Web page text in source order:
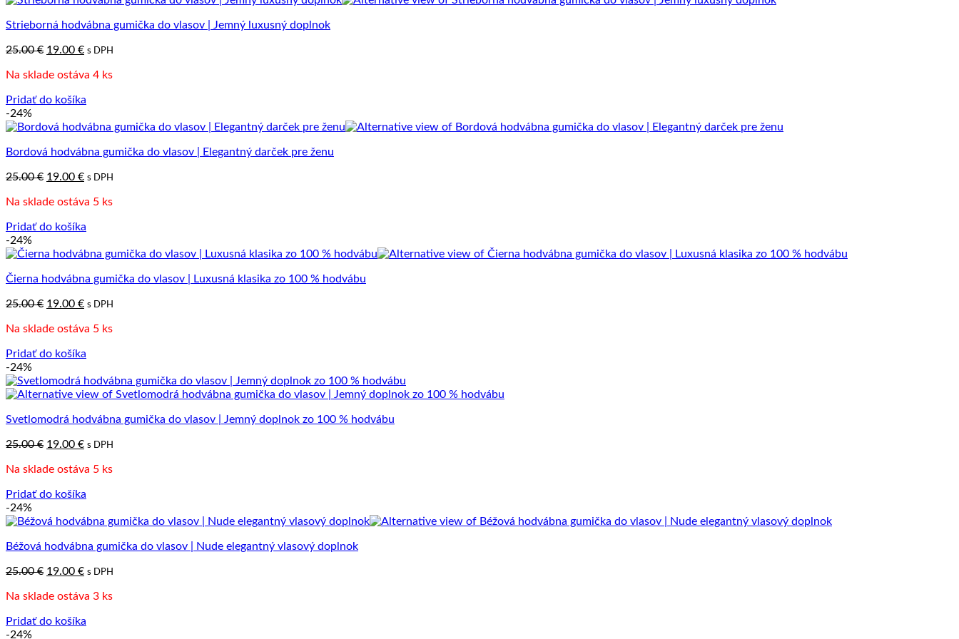
Strieborná hodvábna gumička do vlasov | Jemný luxusný doplnok
25.00€ Pôvodná
bola:
19.00 €Aktuálna
je:
s DPH
Na sklade ostáva 4 ks
Pridať do košíka
-24%
Bordová hodvábna gumička do vlasov | Elegantný darček pre ženu
25.00€ Pôvodná
bola:
19.00 €Aktuálna
je:
s DPH
Na sklade ostáva 5 ks
Pridať do košíka
-24%
Čierna hodvábna gumička do vlasov | Luxusná klasika zo 100 % hodvábu
25.00€ Pôvodná
bola:
19.00 €Aktuálna
je:
s DPH
Na sklade ostáva 5 ks
Pridať do košíka
-24%
Svetlomodrá hodvábna gumička do vlasov | Jemný doplnok zo 100 % hodvábu
25.00€ Pôvodná
bola:
19.00 €Aktuálna
je:
s DPH
Na sklade ostáva 5 ks
Pridať do košíka
-24%
Béžová hodvábna gumička do vlasov | Nude elegantný vlasový doplnok
25.00€ Pôvodná
bola:
19.00 €Aktuálna
je:
s DPH
Na sklade ostáva 3 ks
Pridať do košíka
-24%